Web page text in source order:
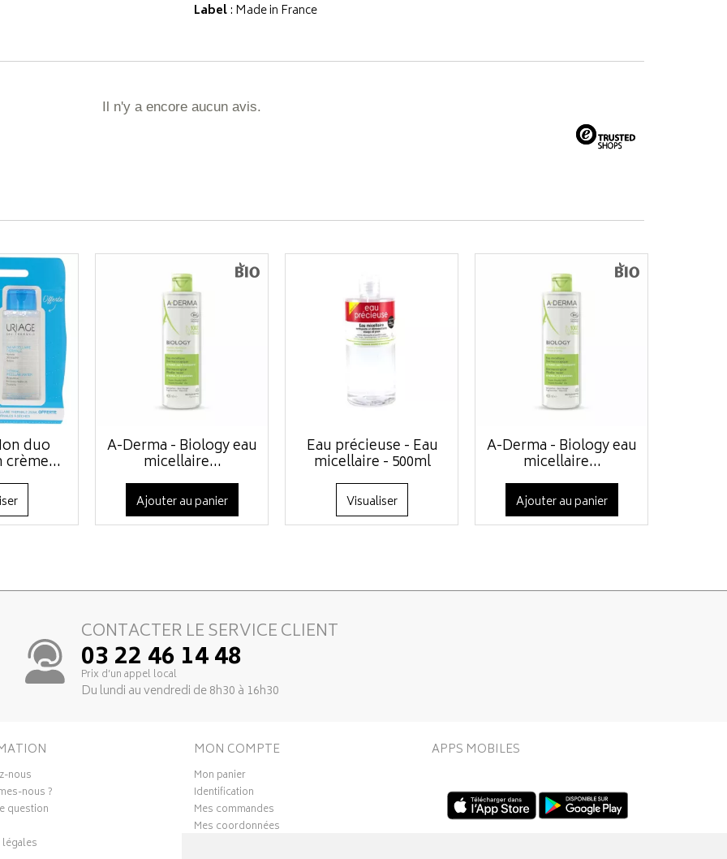
Label: Made in France
Il n'y a encore aucun avis.
duo A-Derma - Biology eau
micellaire...
Ajouter au panier
Eau précieuse - Eau
micellaire - 500ml
Visualiser
A-Derma - Biology eau
micellaire...
Ajouter au panier
CONTACTER LE SERVICE CLIENT
03 22 46 14 48
Prix d’un appel local
Du lundi au vendredi de 8h30 à 16h30
nous
nous ?
question
MON COMPTE
Mon panier
Identification
Mes commandes
Mes coordonnées
APPS MOBILES